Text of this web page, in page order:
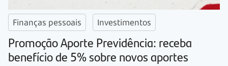
Finanças pessoais Investimentos
Promoção Aporte Previdência: receba
benefício de 5% sobre novos aportes